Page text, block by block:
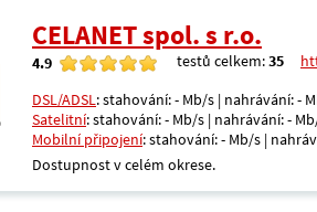
CELANET spol. s r.o.
4.9 testů celkem:35
DSL/ADSL: stahování: - Mb/s | nahrávání: -
Satelitní: stahování: - Mb/s | nahrávání: -
Mobilní připojení: stahování: - Mb/s |
Dostupnost v celém okrese.